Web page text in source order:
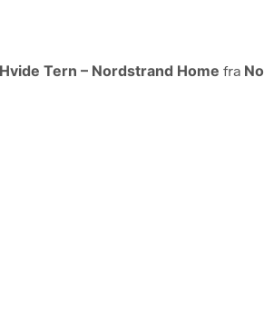
Tern – Nordstrand Home fra